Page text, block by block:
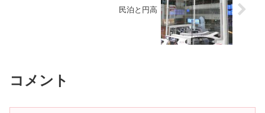
民泊と円高
コメント